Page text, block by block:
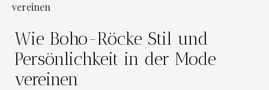
vereinen
Wie Boho-Röcke Stil und
Persönlichkeit in der Mode
vereinen